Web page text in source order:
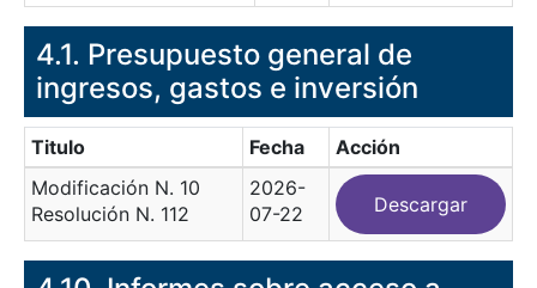
​4.1. Presupuesto general de
ingresos, gastos e inversión
Titulo Fecha
Acción
Modificación N. 10
Resolución N. 112
2026-
07-22
Descargar